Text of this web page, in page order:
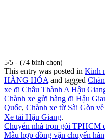
5/5 - (74 bình chọn)
This entry was posted in Kinh
HÀNG HÓA and tagged
xe đi Châu Thành A Hậu
Chành xe gửi hàng đi Hậu
Quốc, Chành xe từ Sài Gòn
Xe tải Hậu Giang.
Chuyển nhà trọn gói TPHCM
Mẫu hợp đồng vận chuyển